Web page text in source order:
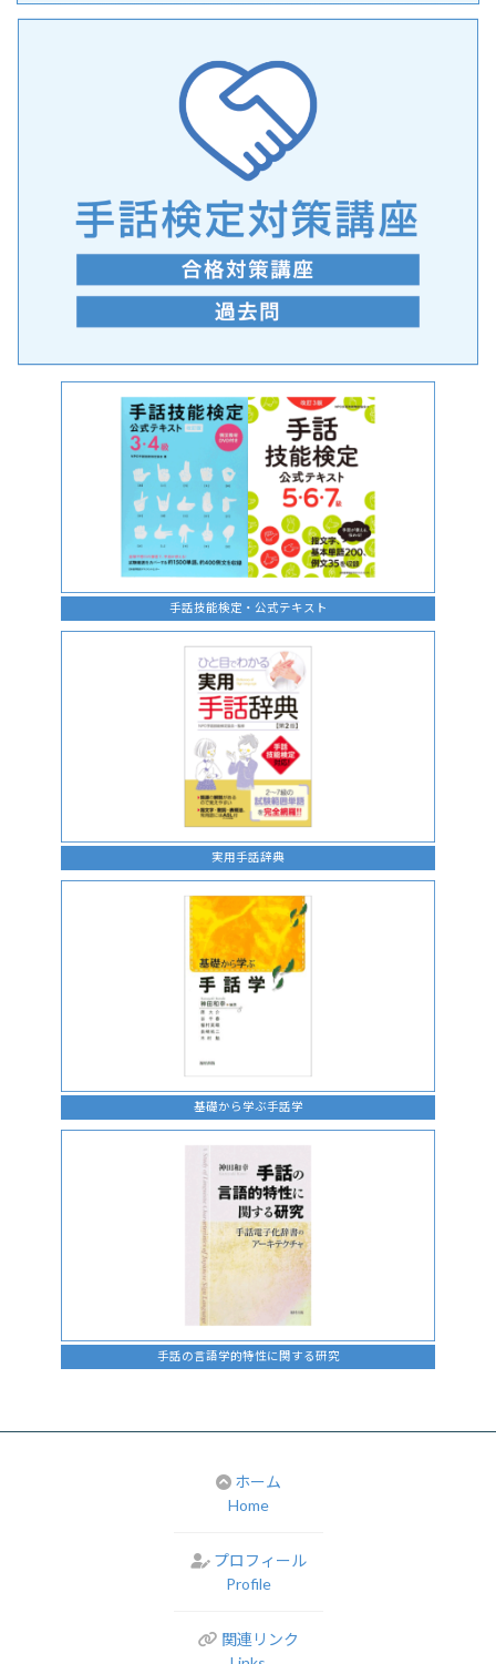
手話技能検定・公式テキスト
実用手話辞典
基礎から学ぶ手話学
手話の言語学的特性に関する研究
ホーム
Home
プロフィール
Profile
関連リンク